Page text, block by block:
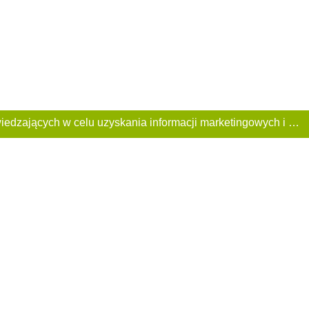
Ta Strona używa plików «cookies». Portal korzysta również z serwisu internetowego do zbierania danych technicznych o odwiedzających w celu uzyskania informacji marketingowych i statystycznych. Warunki przetwarzania danych odwiedzających Stronę, patrz: